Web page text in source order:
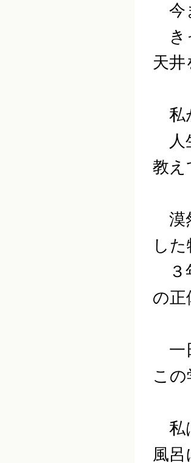
今
き
天
私
人
教え
漠
し
３
の
一
こ
私
風